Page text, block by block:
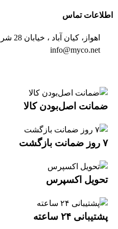
اطلاعات تماس
اهواز، کیان آباد ، خیابان 28 شرقی ، پلاک 12
info@myco.net
ضمانت اصل‌بودن کالا
۷ روز ضمانت بازگشت
تحویل اکسپرس
پشتیبانی ۲۴ ساعته